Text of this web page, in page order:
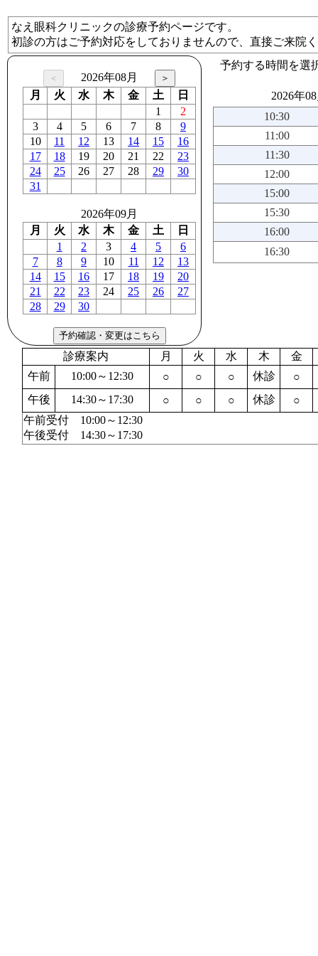
なえ眼科クリニックの診療予約ページです。
初診の方はご予約対応をしておりませんので、直接ご来院
2026年08月
月
火 水 木 金 土
日
1
2
3
4 5 6 7 8
9
10
11 12 13 14 15
16
17
18 19 20 21 22
23
24
25 26 27 28 29
30
31
2026年09月
月
火 水 木 金 土
日
1
2 3 4 5
6
7
8 9 10 11 12
13
14
15 16 17 18 19
20
21
22 23 24 25 26
27
28
29 30
予約する時間を選
2026年
10:30
11:00
11:30
12:00
15:00
15:30
16:00
16:30
診療案内 月 火 水 木
金
午前
10:00～12:30 ○ ○ ○ 休診
○
午後
14:30～17:30 ○ ○ ○ 休診
○
午前受付 10:00～12:30
午後受付 14:30～17:30